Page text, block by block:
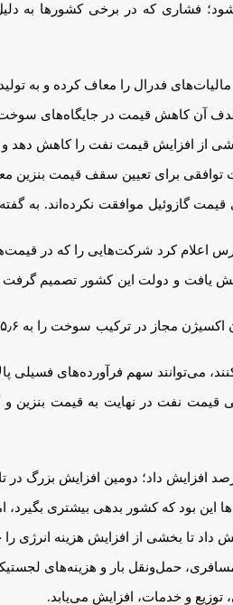
فشاری که در برخی کشورها به
فدرال را معاف کرده و به
ناشی از افزایش قیمت نفت را کاهش
برای تعیین سقف قیمت بنزین
گازوئیل موافقت نکرده‌اند. به
کرد شرکت‌هایی را که در قیمت‌ها
مارس به دلیل جنگ در خاورمیانه ۲۰ تا ۲۵ درصد افزایش
می‌توانند سهم فرآورده‌های فسیلی
نفت در نهایت به قیمت بنزین و
بود که کشور بدهی بیشتری بگیرد،
حمل‌ونقل بار و هزینه‌های
توزیع و خدمات، افزایش می‌یابد.